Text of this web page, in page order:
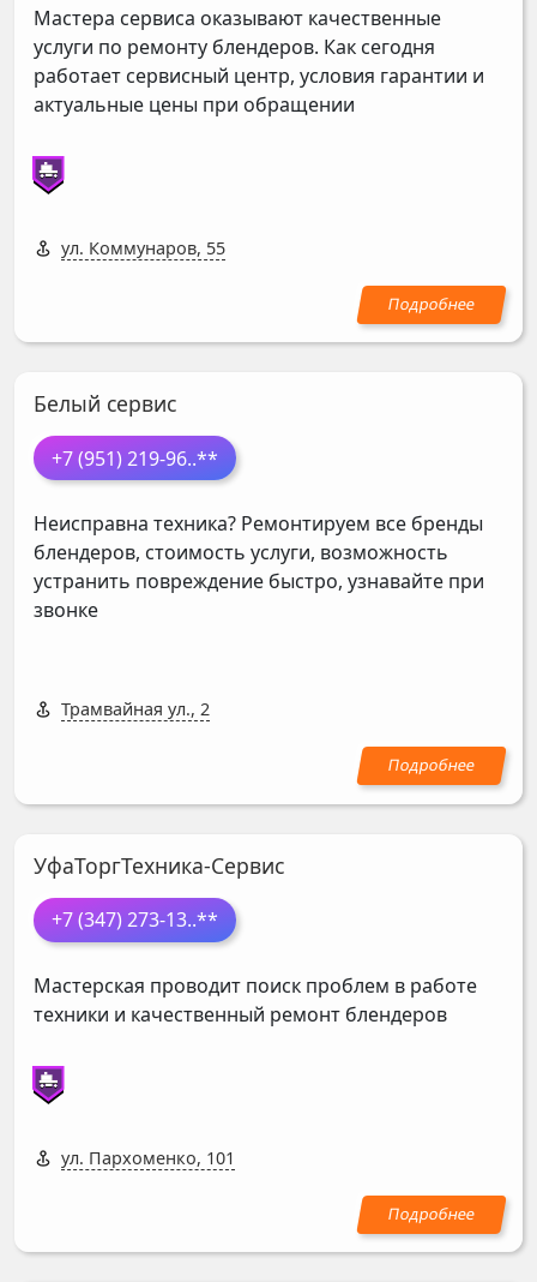
Мастера сервиса оказывают качественные
услуги по ремонту блендеров. Как сегодня
работает сервисный центр, условия гарантии и
актуальные цены при обращении
ул. Коммунаров, 55
Белый сервис
+7 (951) 219-96..**
Неисправна техника? Ремонтируем все бренды
блендеров, стоимость услуги, возможность
устранить повреждение быстро, узнавайте при
звонке
Трамвайная ул., 2
УфаТоргТехника-Сервис
+7 (347) 273-13..**
Мастерская проводит поиск проблем в работе
техники и качественный ремонт блендеров
ул. Пархоменко, 101